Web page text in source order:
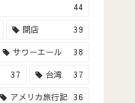
44
閉店 39
サワーエール 38
37 台湾 37
アメリカ旅行記 36